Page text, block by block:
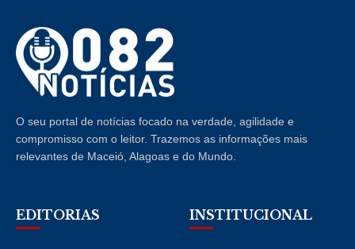
O seu portal de notícias focado na verdade, agilidade e
compromisso com o leitor. Trazemos as informações mais
relevantes de Maceió, Alagoas e do Mundo.
EDITORIAS INSTITUCIONAL